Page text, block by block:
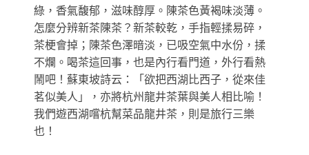
綠，香氣馥郁，滋味醇厚。陳茶色黃褐味淡薄。
怎麼分辨新茶陳茶？新茶較乾，手指輕揉易碎，
茶梗會掉；陳茶色澤暗淡，已吸空氣中水份，揉
不爛。喝茶這回事，也是內行看門道，外行看熱
鬧吧！ 蘇東坡詩云：「欲把西湖比西子，從來佳
茗似美人」，亦將杭州龍井茶葉與美人相比喻！
我們遊西湖嚐杭幫菜品龍井茶，則是旅行三樂
也！